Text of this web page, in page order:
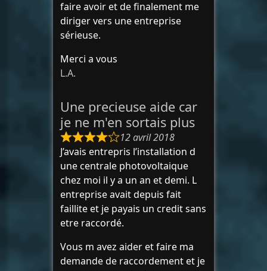
faire avoir et de finalement me
diriger vers une entreprise
sérieuse.
Merci a vous
L.A.
Une precieuse aide car
je ne m'en sortais plus
12 avril 2018
J’avais entrepris l’installation d
une centrale photovoltaique
chez moi il y a un an et demi. L
entreprise avait depuis fait
faillite et je payais un credit sans
etre raccordé.
Vous m avez aider et faire ma
demande de raccordement et je